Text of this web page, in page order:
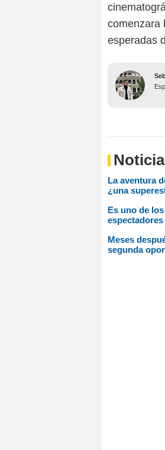
comenzara
esperadas
La aventura
¿una
Es uno de
Meses
segunda